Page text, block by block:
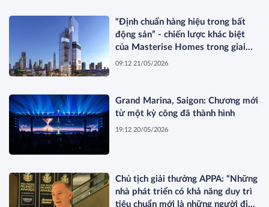
“Định chuẩn hàng hiệu trong bất
động sản” - chiến lược khác biệt
của Masterise Homes trong giai
đoạn thị trường tái cấu trúc
09:12 21/05/2026
Grand Marina, Saigon: Chương mới
từ một kỳ công đã thành hình
19:12 20/05/2026
Chủ tịch giải thưởng APPA: “Những
nhà phát triển có khả năng duy trì
tiêu chuẩn mới là những người định